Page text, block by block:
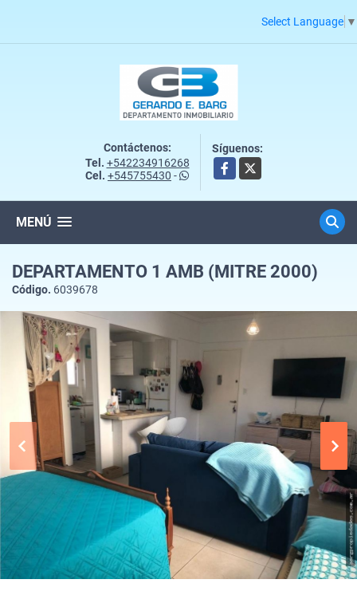
Select Language ▼
Contáctenos:
Tel. +542234916268
Cel. +545755430 -
Síguenos:
Facebook
X
MENÚ
DEPARTAMENTO 1 AMB (MITRE 2000)
Código. 6039678